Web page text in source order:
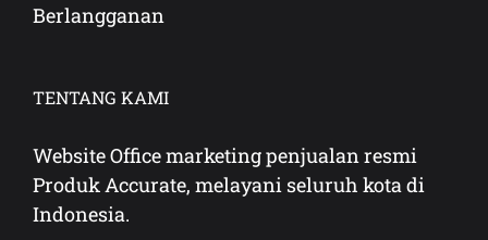
Berlangganan
TENTANG KAMI
Website Office marketing penjualan resmi
Produk Accurate, melayani seluruh kota di
Indonesia.